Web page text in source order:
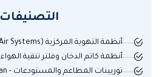
التصنيفات
أنظمة التهوية المركزية (Fresh Air Systems)
أنظمة كاتم الدخان وفلتر تنقية الهواء
توربينات المطاعم والمستودعات - Suction Fan